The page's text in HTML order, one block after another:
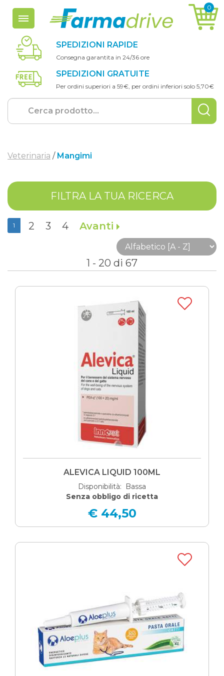
0
SPEDIZIONI RAPIDE
Consegna garantita in 24/36 ore
SPEDIZIONI GRATUITE
Per ordini superiori a 59€, per ordini inferiori solo 5,70€
Veterinaria / Mangimi
FILTRA LA TUA RICERCA
1 2 3 4 Avanti
1 - 20 di 67
ALEVICA LIQUID 100ML
Disponibilità: Bassa
Senza obbligo di ricetta
€ 44,50